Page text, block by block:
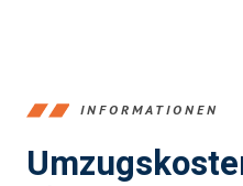
INFORMATIONEN